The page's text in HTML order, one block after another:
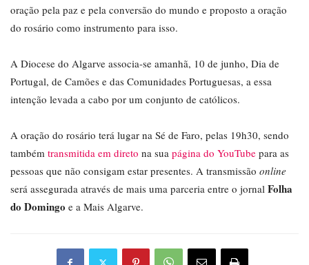
oração pela paz e pela conversão do mundo e proposto a oração
do rosário como instrumento para isso.
A Diocese do Algarve associa-se amanhã, 10 de junho, Dia de
Portugal, de Camões e das Comunidades Portuguesas, a essa
intenção levada a cabo por um conjunto de católicos.
A oração do rosário terá lugar na Sé de Faro, pelas 19h30, sendo
também transmitida em direto na sua página do YouTube para as
pessoas que não consigam estar presentes. A transmissão online
será assegurada através de mais uma parceria entre o jornal Folha
do Domingo e a Mais Algarve.